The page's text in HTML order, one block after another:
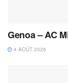
Genoa – AC
4 AOÛT 2026